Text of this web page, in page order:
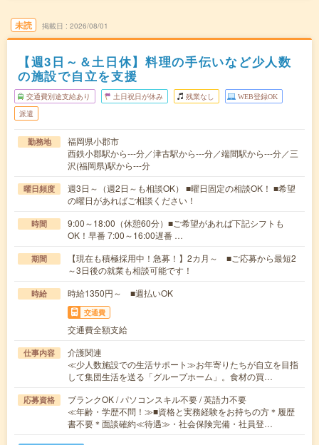
未読 掲載日 2026/08/01
【週3日～＆土日休】料理の手伝いなど少人数
の施設で自立を支援
交通費別途支給あり 土日祝日が休み 残業なし WEB登録OK
派遣
勤務地
福岡県小郡市
西鉄小郡駅から---分／津古駅から---分／端間駅から---分／三
沢(福岡県)駅から---分
曜日頻度
週3日～（週2日～も相談OK） ■曜日固定の相談OK！ ■希望
の曜日があればご相談ください！
時間
9:00～18:00（休憩60分）■ご希望があれば下記シフトも
OK！早番 7:00～16:00遅番 …
期間
【現在も積極採用中！急募！】2カ月～ ■ご応募から最短2
～3日後の就業も相談可能です！
時給 時給1350円～ ■週払いOK
交通費
交通費全額支給
仕事内容
介護関連
≪少人数施設での生活サポート≫お年寄りたちが自立を目指
して集団生活を送る「グループホーム」。食材の買…
応募資格
ブランクOK / パソコンスキル不要 / 英語力不要
≪年齢・学歴不問！≫■資格と実務経験をお持ちの方＊履歴
書不要＊面談確約≪待遇≫・社会保険完備・社員登…